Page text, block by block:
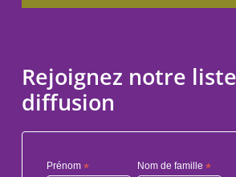
Rejoignez notre
diffusion
Prénom * Nom de famille*